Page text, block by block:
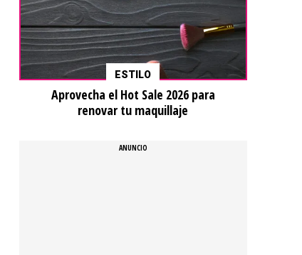
ESTILO
Aprovecha el Hot Sale 2026 para
renovar tu maquillaje